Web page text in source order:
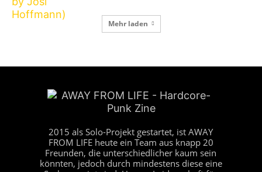
Mehr laden
2015 als Solo-Projekt gestartet, ist AWAY
FROM LIFE heute ein Team aus knapp 20
Freunden, die unterschiedlicher kaum sein
könnten, jedoch durch mindestens diese eine